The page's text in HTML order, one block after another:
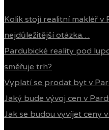
Kolik stojí realitní makléř v
nejdůležitější otázka…
Pardubické reality pod
směřuje trh?
Vyplatí se prodat byt v
Jaký bude vývoj cen v
Jak se budou vyvíjet ceny